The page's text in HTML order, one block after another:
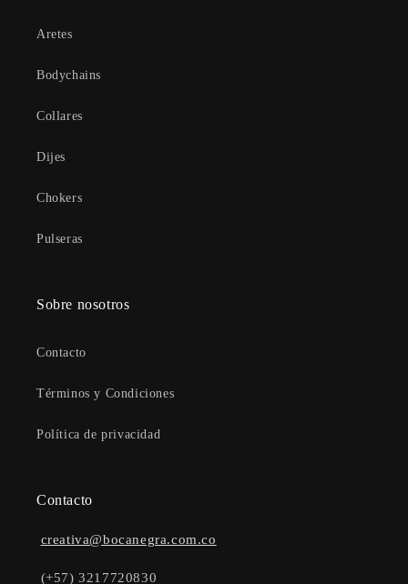
Aretes
Bodychains
Collares
Dijes
Chokers
Pulseras
Sobre nosotros
Contacto
Términos y Condiciones
Política de privacidad
Contacto
creativa@bocanegra.com.co
(+57) 3217720830